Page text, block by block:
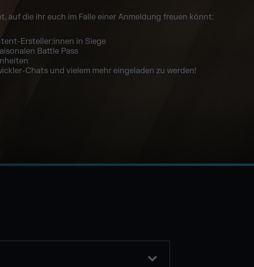
auf die ihr euch im Falle einer Anmeldung freuen könnt:
Ersteller:innen in Siege
Battle Pass
Chats und vielem mehr eingeladen zu werden!